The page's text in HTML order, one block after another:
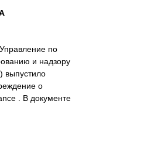
по
и надзору
выпустило
о
. В документе